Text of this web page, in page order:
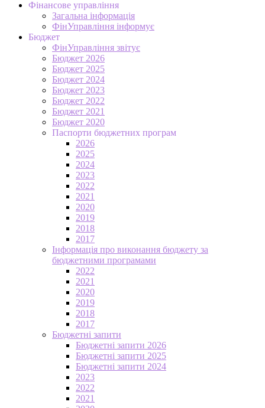
Фінансове управління
Загальна інформація
ФінУправління інформує
Бюджет
ФінУправління звітує
Бюджет 2026
Бюджет 2025
Бюджет 2024
Бюджет 2023
Бюджет 2022
Бюджет 2021
Бюджет 2020
Паспорти бюджетних програм
2026
2025
2024
2023
2022
2021
2020
2019
2018
2017
Інформація про виконання бюджету за
бюджетними програмами
2022
2021
2020
2019
2018
2017
Бюджетні запити
Бюджетні запити 2026
Бюджетні запити 2025
Бюджетні запити 2024
2023
2022
2021